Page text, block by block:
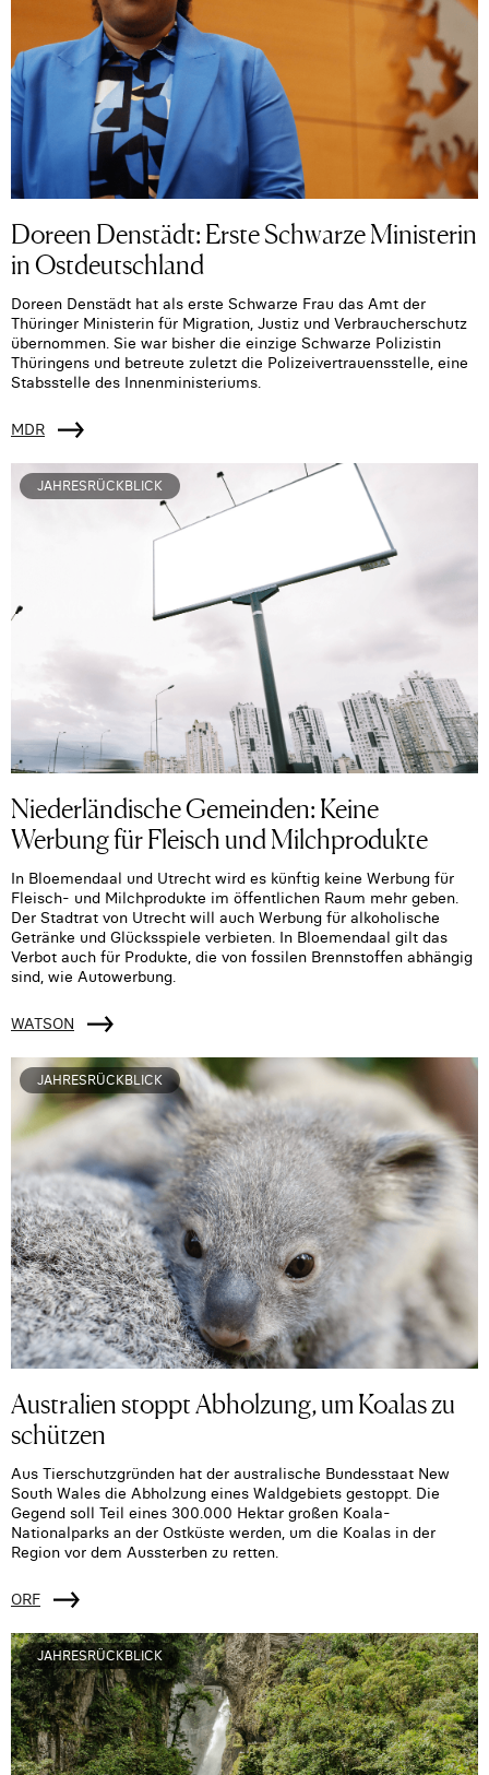
Doreen Denstädt: Erste Schwarze Ministerin
in Ostdeutschland
Doreen Denstädt hat als erste Schwarze Frau das Amt der
Thüringer Ministerin für Migration, Justiz und Verbraucherschutz
übernommen. Sie war bisher die einzige Schwarze Polizistin
Thüringens und betreute zuletzt die Polizeivertrauensstelle, eine
Stabsstelle des Innenministeriums.
MDR
JAHRESRÜCKBLICK
Niederländische Gemeinden: Keine
Werbung für Fleisch und Milchprodukte
In Bloemendaal und Utrecht wird es künftig keine Werbung für
Fleisch- und Milchprodukte im öffentlichen Raum mehr geben.
Der Stadtrat von Utrecht will auch Werbung für alkoholische
Getränke und Glücksspiele verbieten. In Bloemendaal gilt das
Verbot auch für Produkte, die von fossilen Brennstoffen abhängig
sind, wie Autowerbung.
WATSON
JAHRESRÜCKBLICK
Australien stoppt Abholzung, um Koalas zu
schützen
Aus Tierschutzgründen hat der australische Bundesstaat New
South Wales die Abholzung eines Waldgebiets gestoppt. Die
Gegend soll Teil eines 300.000 Hektar großen Koala-
Nationalparks an der Ostküste werden, um die Koalas in der
Region vor dem Aussterben zu retten.
ORF
JAHRESRÜCKBLICK